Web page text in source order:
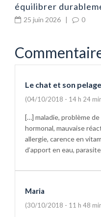
équilibrer
25 juin 2026 | 0
Le chat et son
(04/10/2018 - 14 h 24
[…] maladie, problème
hormonal, mauvaise
allergie, carence en
d’apport en eau,
Maria
(30/10/2018 - 11 h 48